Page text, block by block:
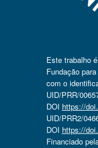
Este trabalho
Fundação
com o
UID/PRR/
DOI https://
UID/PRR2/
DOI https://
Financiado